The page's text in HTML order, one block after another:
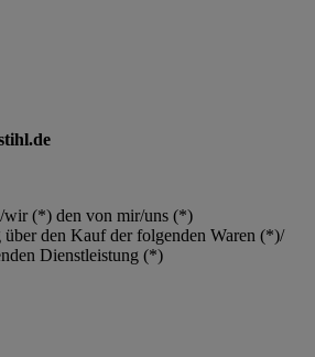
(*) den von mir/uns (*)
über den Kauf der folgenden Waren (*)/
Dienstleistung (*)